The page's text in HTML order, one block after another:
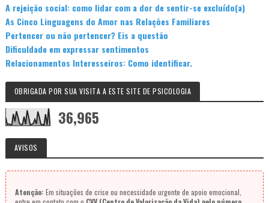
A rejeição social: como lidar com a dor de sentir-se excluído(a)
As Cinco Linguagens do Amor nas Relações Familiares
Pertencer ou não pertencer? Eis a questão
Dificuldade em expressar sentimentos
Relacionamentos Interesseiros: Como identificar.
OBRIGADA POR SUA VISITA A ESTE SITE DE PSICOLOGIA
36,965
AVISOS
Atenção: Em situações de crise ou necessidade urgente de apoio emocional,